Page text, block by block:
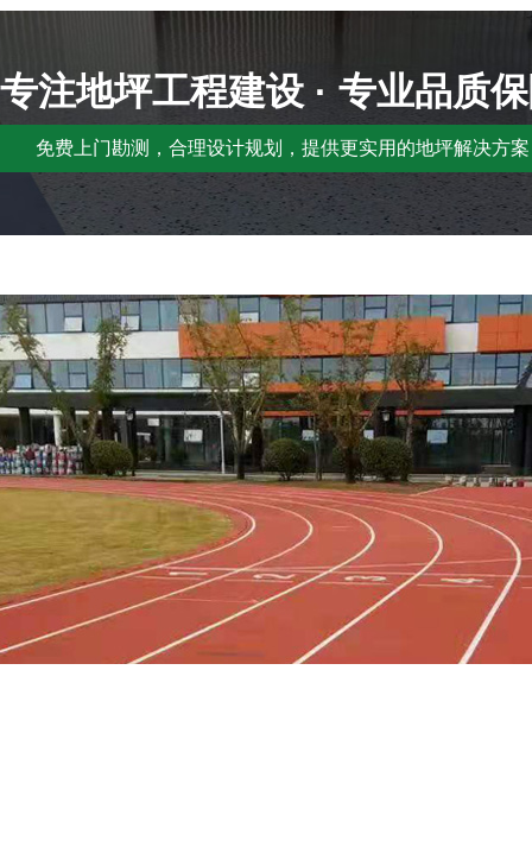
专注地坪工程建设 · 专业品质
免费上门勘测，合理设计规划，提供更实用的地坪解决方案